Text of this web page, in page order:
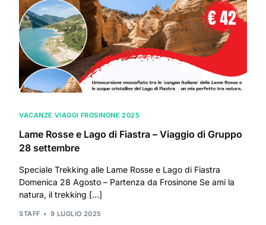
VACANZE VIAGGI FROSINONE 2025
Lame Rosse e Lago di Fiastra – Viaggio di Gruppo
28 settembre
Speciale Trekking alle Lame Rosse e Lago di Fiastra
Domenica 28 Agosto – Partenza da Frosinone Se ami la
natura, il trekking […]
STAFF 9 LUGLIO 2025